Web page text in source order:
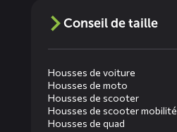
Conseil de taille
Housses de voiture
Housses de moto
Housses de scooter
Housses de scooter mobilité
Housses de quad